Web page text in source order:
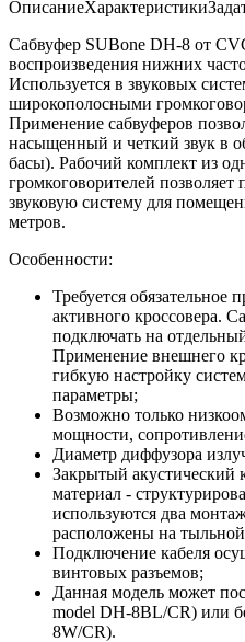
ОписаниеХарактеристики
Сабвуфер SUBone DH-8 от
воспроизведения нижних
Используется в звуковых
широкополосными
Применение сабвуферов
насыщенный и четкий звук в
басы). Рабочий комплект из
громкоговорителей позволяет
звуковую систему для
метров.
Особенности:
Требуется обязательное
активного кроссовера.
подключать на
Применение внешнего
гибкую настройку
параметры;
Возможно только
мощности,
Диаметр диффузора
Закрытый акустический
материал -
используются два
расположены на тыльной
Подключение кабеля
винтовых разъемов;
Данная модель может
model DH-8BL/CR) или
8W/CR).